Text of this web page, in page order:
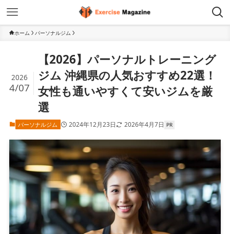
ホーム パーソナルジム
【2026】パーソナルトレーニング
ジム 沖縄県の人気おすすめ22選！
女性も通いやすくて安いジムを厳
選
2026
4/07
パーソナルジム 2024年12月23日 2026年4月7日